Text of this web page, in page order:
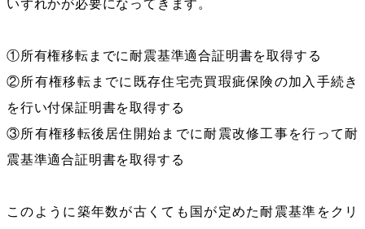
いずれかが必要になってきます。
①所有権移転までに耐震基準適合証明書を取得する
②所有権移転までに既存住宅売買瑕疵保険の加入手続き
を行い付保証明書を取得する
③所有権移転後居住開始までに耐震改修工事を行って耐
震基準適合証明書を取得する
このように築年数が古くても国が定めた耐震基準をクリ